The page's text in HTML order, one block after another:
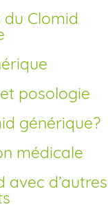
et posologie
générique?
médicale